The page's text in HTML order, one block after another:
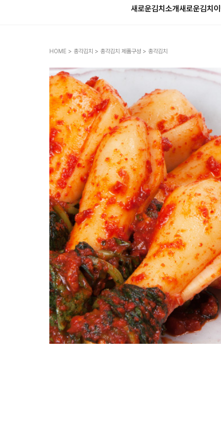
새로운김치소개새로운김치
HOME > 총각김치 > 총각김치 제품구성 > 총각김치